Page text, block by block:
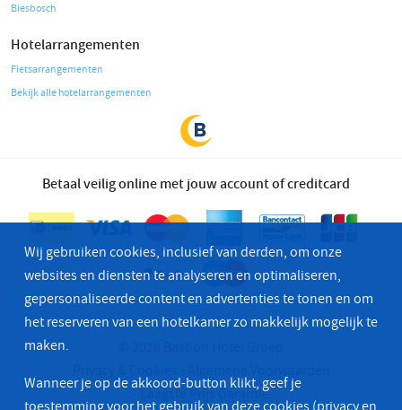
Biesbosch
Hotelarrangementen
Fietsarrangementen
Bekijk alle hotelarrangementen
Betaal veilig online met jouw account of creditcard
Laagste Prijs Garantie
Wij gebruiken cookies, inclusief van derden, om onze
websites en diensten te analyseren en optimaliseren,
gepersonaliseerde content en advertenties te tonen en om
het reserveren van een hotelkamer zo makkelijk mogelijk te
maken.
Wanneer je op de akkoord-button klikt, geef je